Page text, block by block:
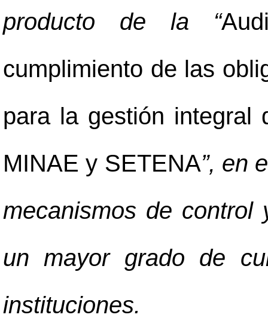
producto de la “
cumplimiento de las
para la gestión integral
MINAE y SETENA”, en
mecanismos de control
un mayor grado de
instituciones.